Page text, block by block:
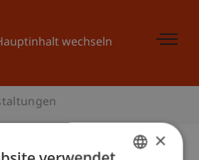
wechseln
×